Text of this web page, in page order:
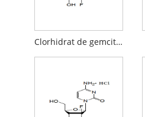
Clorhidrat de gemcitabină API